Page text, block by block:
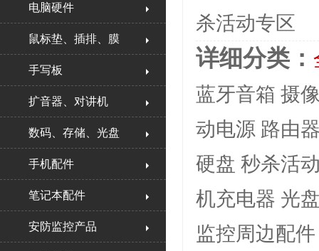
电脑硬件
鼠标垫、插排、膜
手写板
扩音器、对讲机
数码、存储、光盘
手机配件
笔记本配件
安防监控产品
杀活动专区
详细分类：
蓝牙音箱 摄
动电源 路由
硬盘 秒杀活
机充电器 光
监控周边配件